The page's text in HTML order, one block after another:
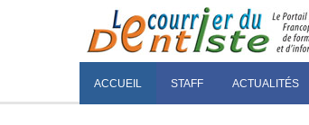
ACCUEIL STAFF ACTUALITÉS